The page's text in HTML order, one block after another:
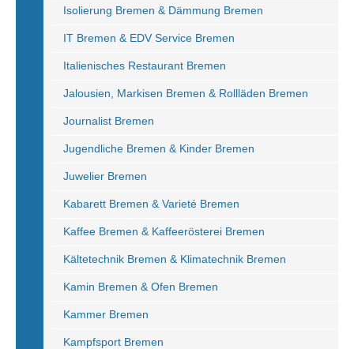
Isolierung Bremen & Dämmung Bremen
IT Bremen & EDV Service Bremen
Italienisches Restaurant Bremen
Jalousien, Markisen Bremen & Rollläden Bremen
Journalist Bremen
Jugendliche Bremen & Kinder Bremen
Juwelier Bremen
Kabarett Bremen & Varieté Bremen
Kaffee Bremen & Kaffeerösterei Bremen
Kältetechnik Bremen & Klimatechnik Bremen
Kamin Bremen & Ofen Bremen
Kammer Bremen
Kampfsport Bremen